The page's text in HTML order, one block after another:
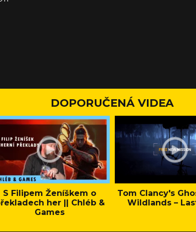
DOPORUČENÁ VIDEA
S Filipem Ženíškem o
her || Chléb &
Games
Tom Clancy's
Wildlands –